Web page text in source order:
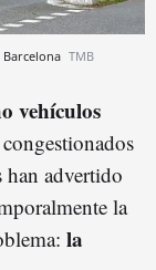
Barcelona TMB
vehículos
advertido
la
la